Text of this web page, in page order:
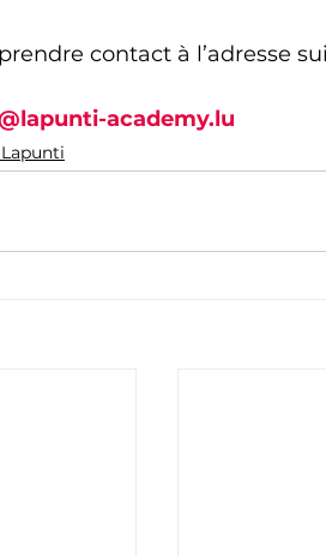
contact à l’adresse
academy.lu